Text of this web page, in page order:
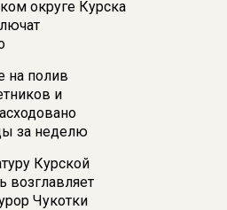
округе Курска
на полив
и
за неделю
Курской
возглавляет
Чукотки